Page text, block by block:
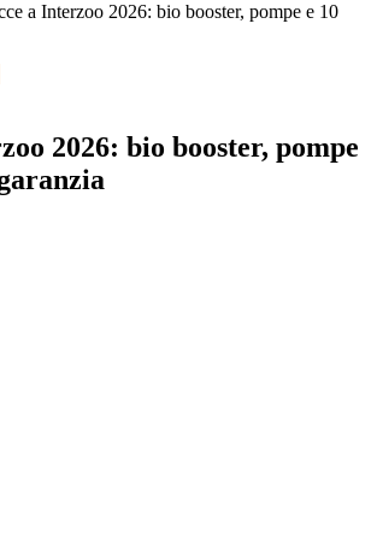
a Interzoo 2026: bio booster, pompe e 10
2026: bio booster, pompe